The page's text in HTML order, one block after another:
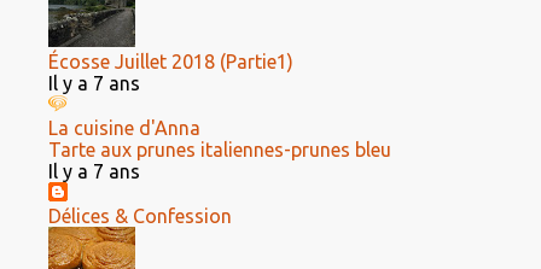
Écosse Juillet 2018 (Partie1)
Il y a 7 ans
La cuisine d'Anna
Tarte aux prunes italiennes-prunes bleu
Il y a 7 ans
Délices & Confession